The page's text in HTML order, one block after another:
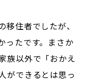
移住者でしたが、
ったです。まさか
族以外で「おかえ
ができるとは思っ